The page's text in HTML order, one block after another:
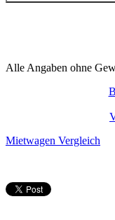
Alle Angaben ohne
Mietwagen Vergleich